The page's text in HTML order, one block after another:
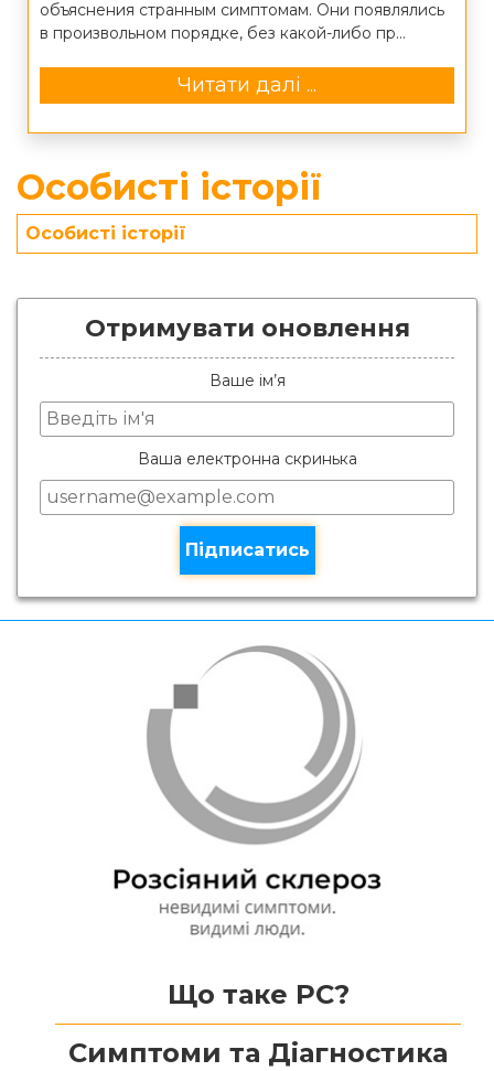
объяснения странным симптомам. Они появлялись
в произвольном порядке, без какой-либо пр...
Читати далі ...
Особисті історії
Особисті історії
Отримувати оновлення
Ваше ім’я
Ваша електронна скринька
Що таке РС?
Симптоми та Діагностика